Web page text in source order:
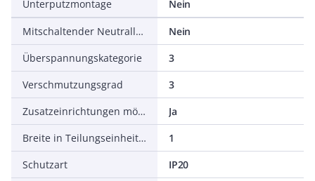
Unterputzmontage
Nein
Mitschaltender Neutralleiter
Nein
Überspannungskategorie
3
Verschmutzungsgrad
3
Zusatzeinrichtungen möglich
Ja
Breite in Teilungseinheiten
1
Schutzart
IP20